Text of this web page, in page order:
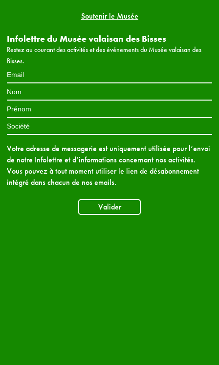
Soutenir le Musée
Infolettre du Musée valaisan des Bisses
Restez au courant des activités et des événements du Musée valaisan des
Bisses.
Votre adresse de messagerie est uniquement utilisée pour l’envoi
de notre Infolettre et d’informations concernant nos activités.
Vous pouvez à tout moment utiliser le lien de désabonnement
intégré dans chacun de nos emails.